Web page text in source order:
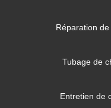
Réparation
Tubage de
Entretien de